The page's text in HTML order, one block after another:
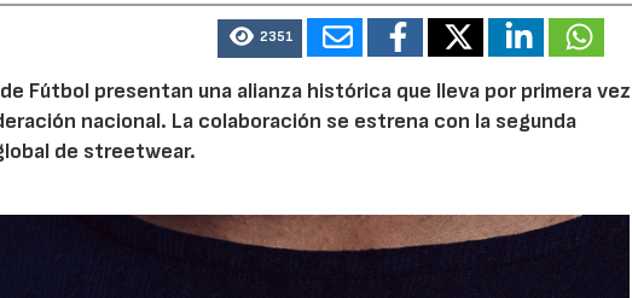
2351
Fútbol presentan una alianza histórica que lleva por primera vez
nacional. La colaboración se estrena con la segunda
de streetwear.